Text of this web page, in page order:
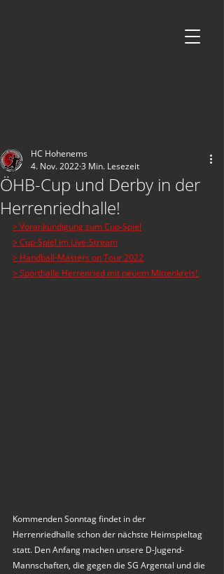
ÖHB-Cup und Derby in der
Herrenriedhalle!
HC Hohenems
4. Nov. 20223 Min. Lesezeit
> Vorankündigung zum Cup-Spiel
> Cup-Spiel im Live-Stream
> Handball-Masters on Tour 2022
> Sporthalle Herrenried mit neuem Mittenkreis!
Kommenden Sonntag findet in der
Herrenriedhalle schon der nächste Heimspieltag
statt. Den Anfang machen unsere D-Jugend-
Mannschaften, die gegen die SG Argental und die